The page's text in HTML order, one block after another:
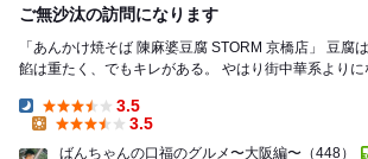
ご無沙汰の訪問になります
「あんかけ焼そば 陳麻婆豆腐 STORM 京橋店」 豆腐はゴロッと大ぶり。
餡は重たく、でもキレがある。 やはり街中華系よりになってるなー でも
Dinner:
3.5
3.5
ばんちゃんの口福のグルメ〜大阪編〜 （448）